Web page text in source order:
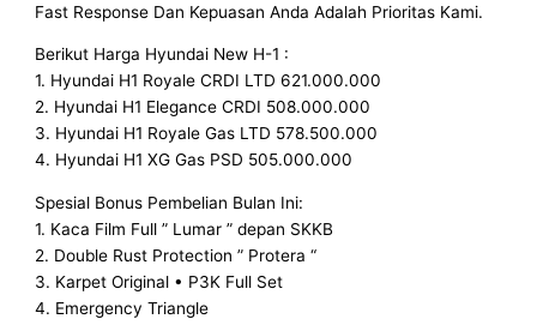
Fast Response Dan Kepuasan Anda Adalah Prioritas Kami.
Berikut Harga Hyundai New H-1 :
1. Hyundai H1 Royale CRDI LTD 621.000.000
2. Hyundai H1 Elegance CRDI 508.000.000
3. Hyundai H1 Royale Gas LTD 578.500.000
4. Hyundai H1 XG Gas PSD 505.000.000
Spesial Bonus Pembelian Bulan Ini:
1. Kaca Film Full ” Lumar ” depan SKKB
2. Double Rust Protection ” Protera “
3. Karpet Original • P3K Full Set
4. Emergency Triangle